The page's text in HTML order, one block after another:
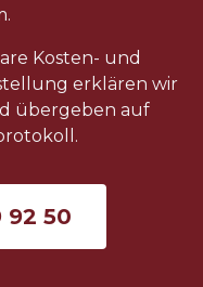
Kosten- und
erklären wir
übergeben auf
92 50